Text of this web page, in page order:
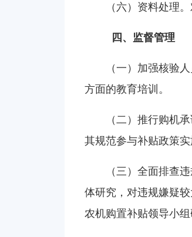
（六）资料处理
四、监督管理
（一）加强核验
方面的教育培训。
（二）推行购机
其规范参与补贴政策
（三）全面排查
体研究，对违规嫌疑
农机购置补贴领导小组